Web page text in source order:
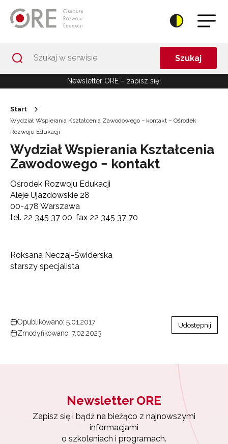
Szukaj
Newsletter ORE – zapisz się!
Start
Wydział Wspierania Kształcenia Zawodowego − kontakt – Ośrodek
Rozwoju Edukacji
Wydział Wspierania Kształcenia
Zawodowego − kontakt
Ośrodek Rozwoju Edukacji
Aleje Ujazdowskie 28
00-478 Warszawa
tel. 22 345 37 00, fax 22 345 37 70
Roksana Neczaj-Świderska
starszy specjalista
Opublikowano: 5.01.2017
Zmodyfikowano: 7.02.2023
Udostępnij
Newsletter ORE
Zapisz się i bądź na bieżąco z najnowszymi
informacjami
o szkoleniach i programach.